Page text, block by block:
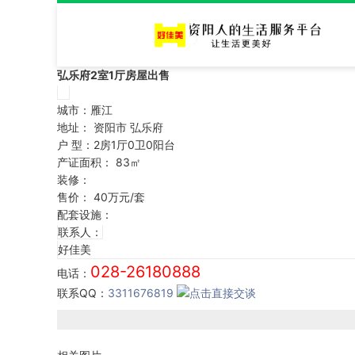
弘乐府2室1厅房屋出售
城市： 雁江
地址：
资阳市 弘乐府
户 型：2房1厅0卫0阳台
产证面积： 83㎡
装修：
售价： 40万元/套
配套设施：
联系人：
好佳美
电话： 028-26180888
联系QQ： 3311676819